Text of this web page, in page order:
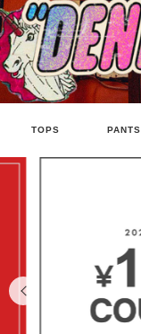
TOPS PANTS